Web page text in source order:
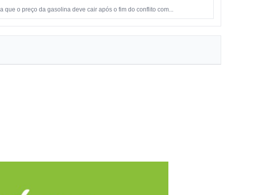
que o preço da gasolina deve cair após o fim do conflito com...